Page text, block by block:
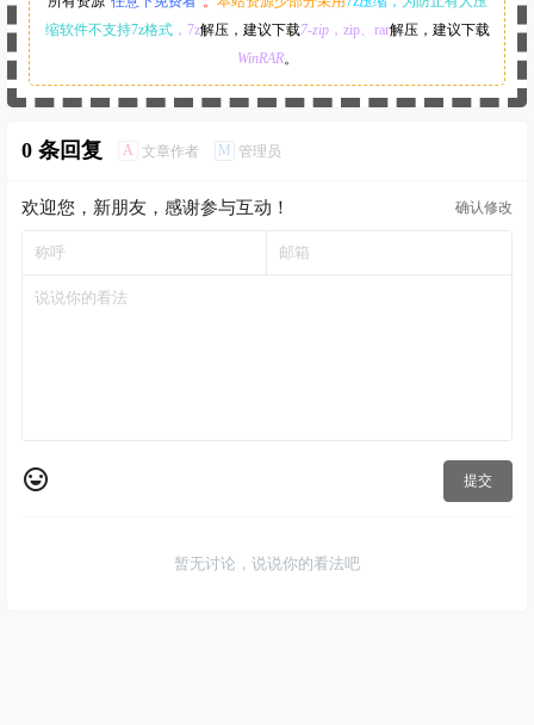
缩软件不支持7z格式，7z解压，建议下载7-zip，zip、rar解压，建议下载
WinRAR。
0 条回复 A 文章作者 M 管理员
欢迎您，新朋友，感谢参与互动！ 确认修改
提交
暂无讨论，说说你的看法吧